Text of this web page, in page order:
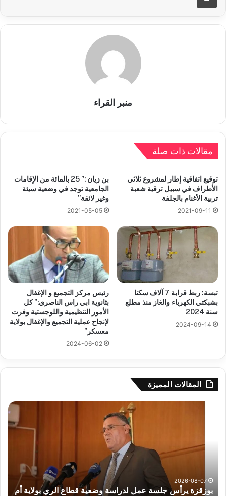
منبر القراء
مقالات ذات صلة
توقيع اتفاقية إطار لمشروع ثلاثي
الأطراف في سبيل ترقية شعبة
تربية الأغنام بالجلفة
2021-09-11
بن زيان :” 25 بالمائة من الإقامات
الجامعية توجد في وضعية سيئة
وغير لائقة”
2021-05-05
تبسة: ربط قرابة 7 آلاف سكنا
بشبكتي الكهرباء والغاز منذ مطلع
سنة 2024
2024-09-14
رئيس مركز التجميع و الإغفال
بثانوية ابي راس الناصري:” كل
الأمور التنظيمية واللوجستية وفرت
لإنجاح عملية التجميع والإغفال بولاية
معسكر”
2024-06-02
المقالات المميزة
لدراسة
الري
بولاية
2026-08-07
بوزقزة يرأس جلسة عمل لدراسة وضعية قطاع الري بولاية أم